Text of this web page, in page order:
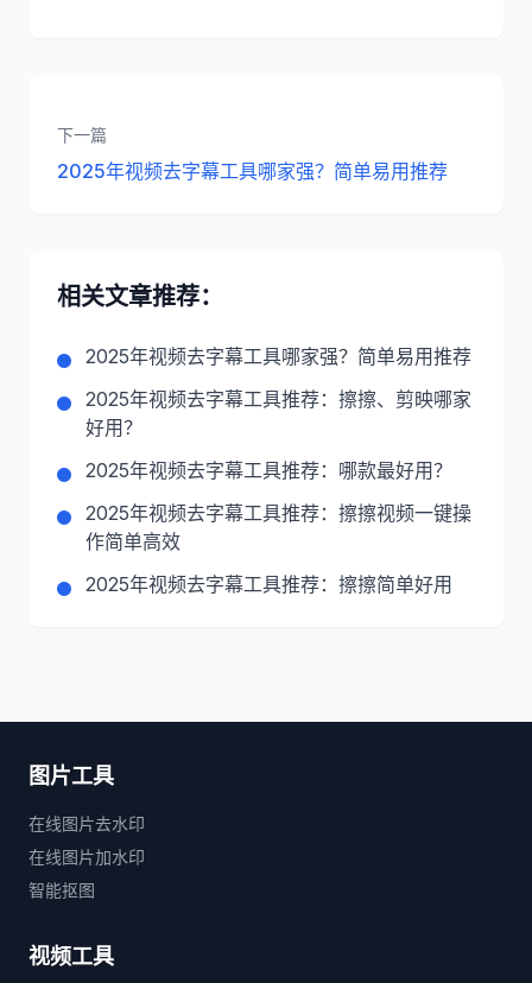
下一篇
2025年视频去字幕工具哪家强？简单易用推荐
相关文章推荐：
2025年视频去字幕工具哪家强？简单易用推荐
2025年视频去字幕工具推荐：擦擦、剪映哪家
好用？
2025年视频去字幕工具推荐：哪款最好用？
2025年视频去字幕工具推荐：擦擦视频一键操
作简单高效
2025年视频去字幕工具推荐：擦擦简单好用
图片工具
在线图片去水印
在线图片加水印
智能抠图
视频工具